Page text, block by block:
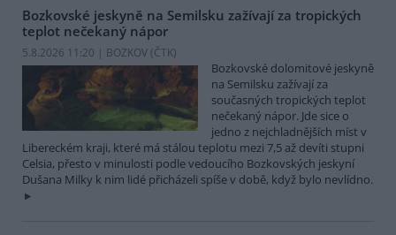
Bozkovské jeskyně na Semilsku zažívají za tropických
teplot nečekaný nápor
5.8.2026 11:20 | BOZKOV (ČTK)
Bozkovské dolomitové jeskyně
na Semilsku zažívají za
současných tropických teplot
nečekaný nápor. Jde sice o
jedno z nejchladnějších míst v
Libereckém kraji, které má stálou teplotu mezi 7,5 až devíti stupni
Celsia, přesto v minulosti podle vedoucího Bozkovských jeskyní
Dušana Milky k nim lidé přicházeli spíše v době, když bylo nevlídno.